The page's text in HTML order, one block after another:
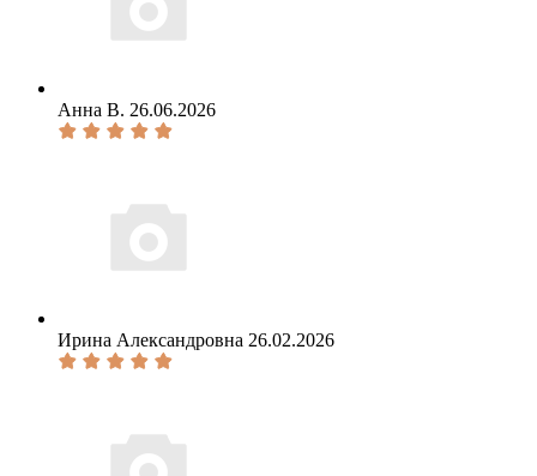
Анна В. 26.06.2026
Ирина Александровна 26.02.2026